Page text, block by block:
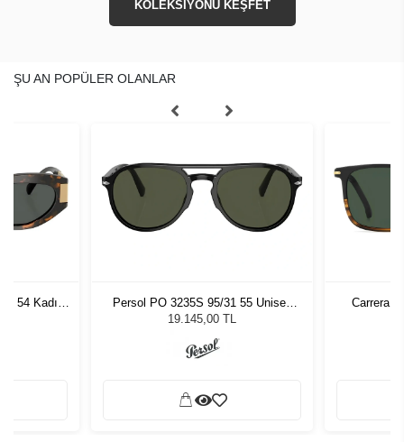
KOLEKSİYONU KEŞFET
ŞU AN POPÜLER OLANLAR
- 54 Kadın
Persol PO 3235S 95/31 55 Unisex
Güneş Gözlüğü
19.145,00 TL
Carrera